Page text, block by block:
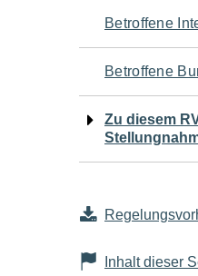
den
Betroffene
Betroffene
Zu diesem
Inhalt dieser